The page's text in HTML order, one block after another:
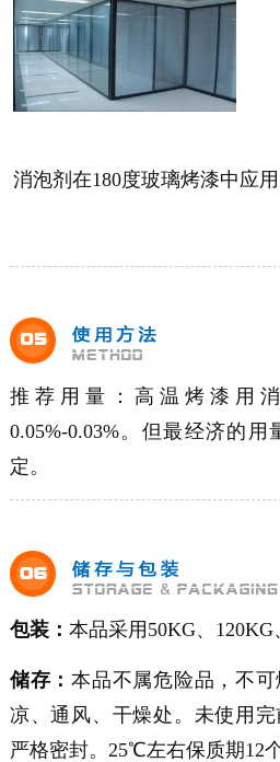
消泡剂在180度玻璃烤漆中应用
推荐用量：高温烤漆用
0.05%-0.03%。但最经济的
定。
包装： 本品采用50KG、120KG
储存：本品不属危险品，不
凉、通风、干燥处。未使用
严格密封。25℃左右保质期12个